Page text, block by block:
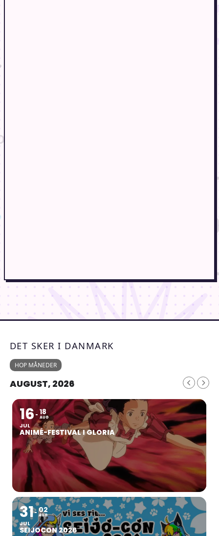
DET SKER I DANMARK
HOP MÅNEDER
AUGUST, 2026
16
JUL
18
AUG
ANIMÉ-FESTIVAL I GLORIA
31
JUL
02
AUG
SEIJOCON 2026